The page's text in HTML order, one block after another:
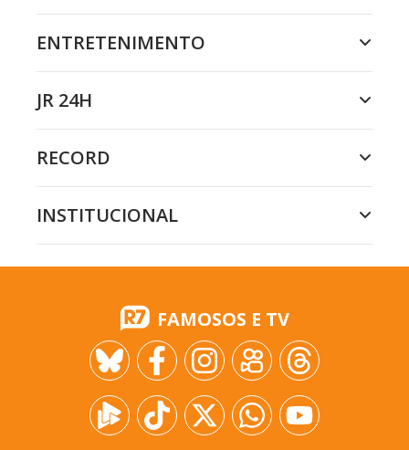
ENTRETENIMENTO
JR 24H
RECORD
INSTITUCIONAL
FAMOSOS E TV